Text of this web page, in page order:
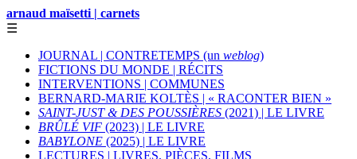
arnaud maïsetti | carnets
☰
JOURNAL | CONTRETEMPS (un weblog)
FICTIONS DU MONDE | RÉCITS
INTERVENTIONS | COMMUNES
BERNARD-MARIE KOLTÈS | « RACONTER BIEN »
SAINT-JUST & DES POUSSIÈRES (2021) | LE LIVRE
BRÛLÉ VIF (2023) | LE LIVRE
BABYLONE (2025) | LE LIVRE
LECTURES | LIVRES, PIÈCES, FILMS